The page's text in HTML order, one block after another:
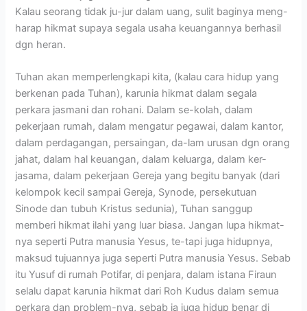
Kalau seorang tidak ju-jur dalam uang, sulit baginya meng-
harap hikmat supaya segala usaha keuangannya berhasil
dgn heran.
Tuhan akan memperlengkapi kita, (kalau cara hidup yang
berkenan pada Tuhan), karunia hikmat dalam segala
perkara jasmani dan rohani. Dalam se-kolah, dalam
pekerjaan rumah, dalam mengatur pegawai, dalam kantor,
dalam perdagangan, persaingan, da-lam urusan dgn orang
jahat, dalam hal keuangan, dalam keluarga, dalam ker-
jasama, dalam pekerjaan Gereja yang begitu banyak (dari
kelompok kecil sampai Gereja, Synode, persekutuan
Sinode dan tubuh Kristus sedunia), Tuhan sanggup
memberi hikmat ilahi yang luar biasa. Jangan lupa hikmat-
nya seperti Putra manusia Yesus, te-tapi juga hidupnya,
maksud tujuannya juga seperti Putra manusia Yesus. Sebab
itu Yusuf di rumah Potifar, di penjara, dalam istana Firaun
selalu dapat karunia hikmat dari Roh Kudus dalam semua
perkara dan problem-nya, sebab ia juga hidup benar di